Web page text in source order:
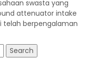
swasta yang
attenuator intake
telah berpengalaman